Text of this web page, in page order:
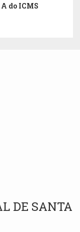
do ICMS
DE SANTA